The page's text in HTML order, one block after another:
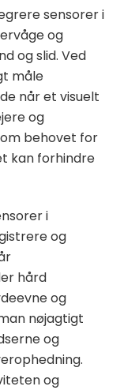
sensorer i
og
og slid. Ved
måle
når et visuelt
og
behovet for
kan forhindre
i
og
hård
og
nøjagtigt
og
og